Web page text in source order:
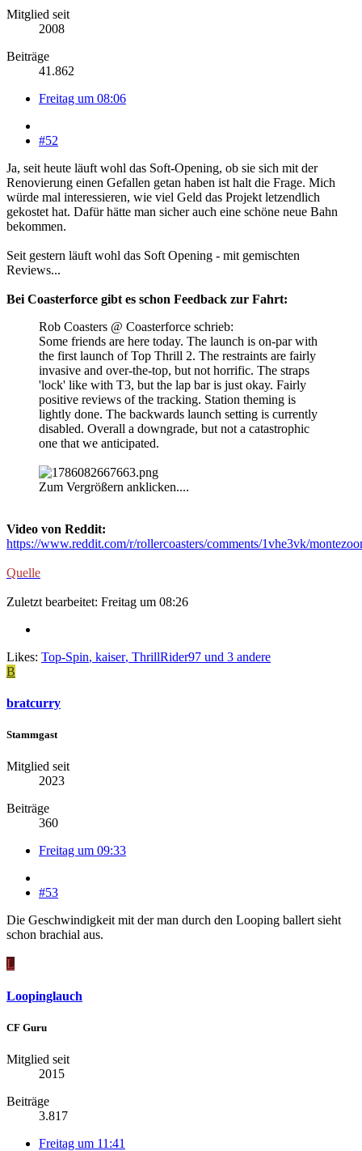
Mitglied seit
2008
Beiträge
41.862
Freitag um 08:06
#52
Ja, seit heute läuft wohl das Soft-Opening, ob sie sich mit der
Renovierung einen Gefallen getan haben ist halt die Frage. Mich
würde mal interessieren, wie viel Geld das Projekt letzendlich
gekostet hat. Dafür hätte man sicher auch eine schöne neue Bahn
bekommen.
Seit gestern läuft wohl das Soft Opening - mit gemischten
Reviews...
Bei Coasterforce gibt es schon Feedback zur Fahrt:
Rob Coasters @ Coasterforce schrieb:
Some friends are here today. The launch is on-par with
the first launch of Top Thrill 2. The restraints are fairly
invasive and over-the-top, but not horrific. The straps
'lock' like with T3, but the lap bar is just okay. Fairly
positive reviews of the tracking. Station theming is
lightly done. The backwards launch setting is currently
disabled. Overall a downgrade, but not a catastrophic
one that we anticipated.
Zum Vergrößern anklicken....
Video von Reddit:
https://www.reddit.com/r/rollercoasters/comments/1vhe3vk/
Quelle
Zuletzt bearbeitet: Freitag um 08:26
Likes: Top-Spin, kaiser, ThrillRider97 und 3 andere
B
bratcurry
Stammgast
Mitglied seit
2023
Beiträge
360
Freitag um 09:33
#53
Die Geschwindigkeit mit der man durch den Looping ballert sieht
schon brachial aus.
L
Loopinglauch
CF Guru
Mitglied seit
2015
Beiträge
3.817
Freitag um 11:41